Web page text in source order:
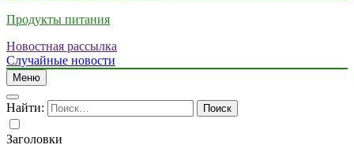
Продукты питания
Новостная рассылка
Случайные новости
Меню
Найти:
Заголовки